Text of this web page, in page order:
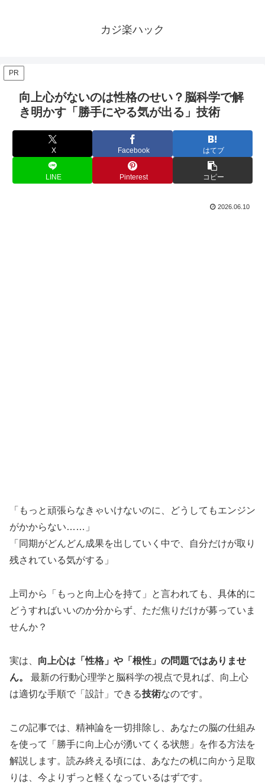
カジ楽ハック
PR
向上心がないのは性格のせい？脳科学で解
き明かす「勝手にやる気が出る」技術
X Facebook はてブ
LINE Pinterest コピー
2026.06.10
「もっと頑張らなきゃいけないのに、どうしてもエンジン
がかからない……」
「同期がどんどん成果を出していく中で、自分だけが取り
残されている気がする」
上司から「もっと向上心を持て」と言われても、具体的に
どうすればいいのか分からず、ただ焦りだけが募っていま
せんか？
実は、 向上心は「性格」や「根性」の問題ではありませ
ん。
最新の行動心理学と脳科学の視点で見れば、向上心
は適切な手順で「設計」できる技術なのです。
この記事では、精神論を一切排除し、あなたの脳の仕組み
を使って「勝手に向上心が湧いてくる状態」を作る方法を
解説します。読み終える頃には、あなたの机に向かう足取
りは、今よりずっと軽くなっているはずです。